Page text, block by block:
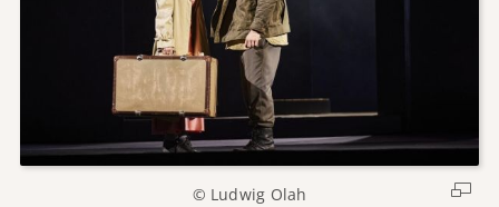
© Ludwig Olah